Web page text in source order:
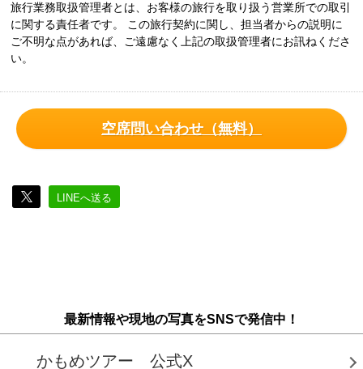
旅行業務取扱管理者とは、お客様の旅行を取り扱う営業所での取引
に関する責任者です。 この旅行契約に関し、担当者からの説明に
ご不明な点があれば、ご遠慮なく上記の取扱管理者にお訊ねくださ
い。
空席問い合わせ（無料）
LINEへ送る
最新情報や現地の写真をSNSで発信中！
かもめツアー 公式X